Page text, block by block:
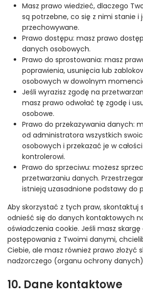
Masz prawo wiedzieć, dlaczego
są potrzebne, co się z nimi stanie i
przechowywane.
Prawo dostępu: masz prawo
danych osobowych.
Prawo do sprostowania: masz
poprawienia, usunięcia lub
osobowych w dowolnym
Jeśli wyrazisz zgodę na
masz prawo odwołać tę zgodę i
osobowe.
Prawo do przekazywania danych:
od administratora wszystkich
osobowych i przekazać je w
kontrolerowi.
Prawo do sprzeciwu: możesz
przetwarzaniu danych.
istnieją uzasadnione podstawy do
Aby skorzystać z tych praw, skontaktuj
odnieść się do danych kontaktowych
oświadczenia cookie. Jeśli masz
postępowania z Twoimi danymi,
Ciebie, ale masz również prawo złożyć
nadzorczego (organu ochrony
10. Dane kontaktowe